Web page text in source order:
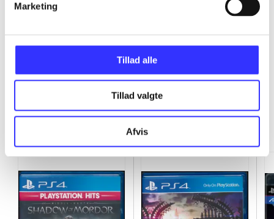
Marketing
Tillad alle
Tillad valgte
Afvis
Minder om